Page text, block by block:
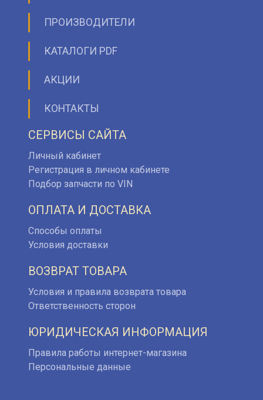
ПРОИЗВОДИТЕЛИ
КАТАЛОГИ PDF
АКЦИИ
КОНТАКТЫ
СЕРВИСЫ САЙТА
Личный кабинет
Регистрация в личном кабинете
Подбор запчасти по VIN
ОПЛАТА И ДОСТАВКА
Способы оплаты
Условия доставки
ВОЗВРАТ ТОВАРА
Условия и правила возврата товара
Ответственность сторон
ЮРИДИЧЕСКАЯ ИНФОРМАЦИЯ
Правила работы интернет-магазина
Персональные данные